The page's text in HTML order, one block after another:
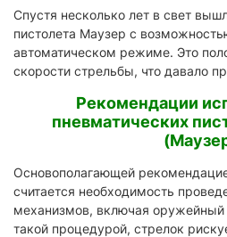
Спустя несколько лет в свет
пистолета Маузер с
автоматическом режиме. Это
скорости стрельбы, что давало
Рекомендации
пневматических
Основополагающей
считается необходимость
механизмов, включая оружейный
такой процедурой, стрелок